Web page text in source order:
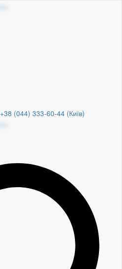
+38 (044) 333-60-44 (Київ)